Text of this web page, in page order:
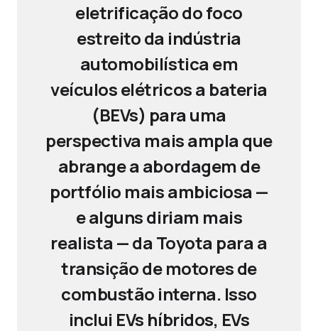
eletrificação do foco
estreito da indústria
automobilística em
veículos elétricos a bateria
(BEVs) para uma
perspectiva mais ampla que
abrange a abordagem de
portfólio mais ambiciosa —
e alguns diriam mais
realista — da Toyota para a
transição de motores de
combustão interna. Isso
inclui EVs híbridos, EVs